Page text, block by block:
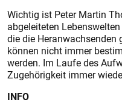
Wichtig ist Peter Martin
abgeleiteten
die die Heranwachsenden
können nicht immer
werden. Im Laufe des
Zugehörigkeit immer
INFO